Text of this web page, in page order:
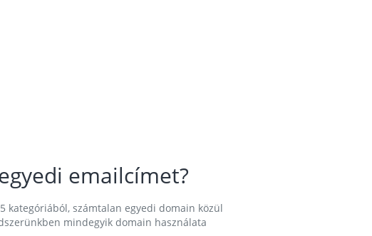
emailcímet?
kategóriából, számtalan egyedi domain közül
mindegyik domain használata